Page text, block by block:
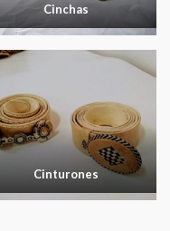
Cinchas
Cinturones